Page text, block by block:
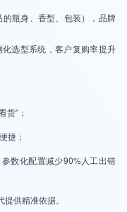
瓶身、香型、包装），品牌
选型系统，客户复购率提升
货”；
捷；
数化配置减少90%人工出错
供精准依据。